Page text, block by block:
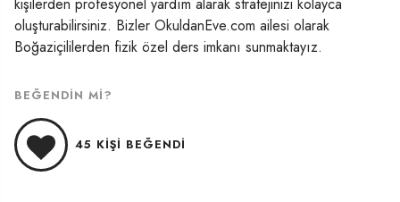
oluşturabilirsiniz. Bizler OkuldanEve.com ailesi olarak
Boğaziçililerden fizik özel ders imkanı sunmaktayız.
BEĞENDIN MI?
45 KIŞI BEĞENDI